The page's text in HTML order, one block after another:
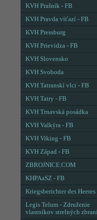
KVH Prašník - FB
KVH Pravda víťazí - FB
KVH Pressburg
KVH Prievidza - FB
KVH Slovensko
KVH Svoboda
KVH Tatranskí vlci - FB
KVH Tatry - FB
KVH Trnavská posádka
KVH Valkýra - FB
KVH Viking - FB
KVH Západ - FB
ZBROJNICE.COM
KHPAaSZ - FB
Kriegsberichter des Heeres
Legis Telum - Združenie
vlastníkov strelných